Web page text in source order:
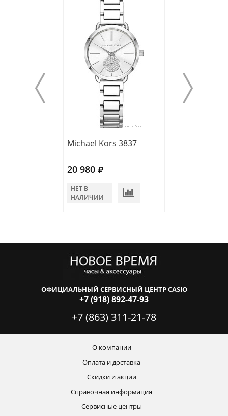
Michael Kors 3837
20 980
НЕТ В
НАЛИЧИИ
ОФИЦИАЛЬНЫЙ СЕРВИСНЫЙ ЦЕНТР CASIO
+7 (918) 892-47-93
+7 (863) 311-21-78
О компании
Оплата и доставка
Скидки и акции
Справочная информация
Сервисные центры